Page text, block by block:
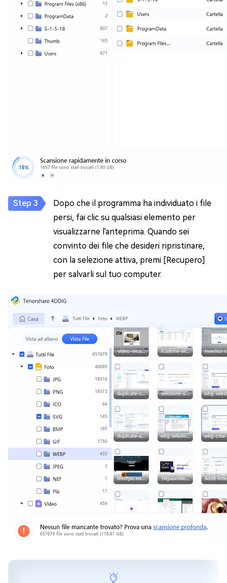
Dopo che il programma ha individuato i file
persi, fai clic su qualsiasi elemento per
visualizzarne l'anteprima. Quando sei
convinto dei file che desideri ripristinare,
con la selezione attiva, premi [Recupero]
per salvarli sul tuo computer.